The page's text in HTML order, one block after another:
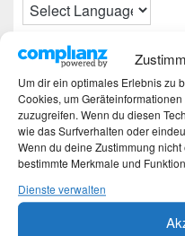
Um dir ein optimales Erlebnis zu
Cookies, um
zuzugreifen. Wenn du diesen
wie das Surfverhalten oder
Wenn du deine Zustimmung
bestimmte Merkmale und
Dienste verwalten
Neueste Beiträge
Hochzeitstage und ihre
Sturz – Nachtrag
Sturz mit Folgen
Gibt es was Neues?
Älter werden